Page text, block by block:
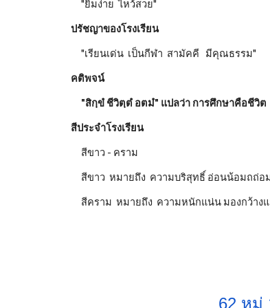
"ยิ้มง่าย ไหว้สวย"
ปรัชญาของโรงเรียน
"เรียนเด่น เป็นกีฬา สามัคคี มีคุณธรรม"
คติพจน์
"สิกฺขํ ชีวิตฺตํ อตมํ" แปลว่า การศึกษาคือชีวิต
สีประจำโรงเรียน
สีขาว - คราม
สีขาว หมายถึง ความบริสุทธิ์ อ่อนน้อมถถ่อ
สีคราม หมายถึง ความหนักแน่น มองกว้างแ
62 หมู่